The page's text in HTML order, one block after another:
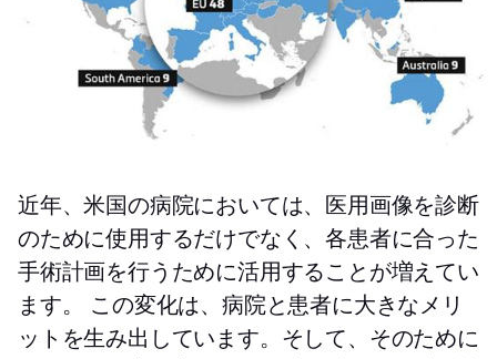
近年、米国の病院においては、医用画像を診断
のために使用するだけでなく、各患者に合った
手術計画を行うために活用することが増えてい
ます。 この変化は、病院と患者に大きなメリ
ットを生み出しています。そして、そのために